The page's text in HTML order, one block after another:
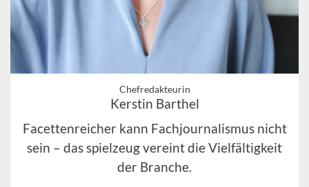
Chefredakteurin
Kerstin Barthel
Facettenreicher kann Fachjournalismus nicht
sein – das spielzeug vereint die Vielfältigkeit
der Branche.